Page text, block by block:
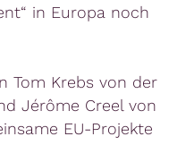
in Europa noch
Tom Krebs von der
Jérôme Creel von
EU-Projekte